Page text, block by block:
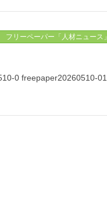
フリーペーパー「人材ニュース」
0 freepaper20260510-01